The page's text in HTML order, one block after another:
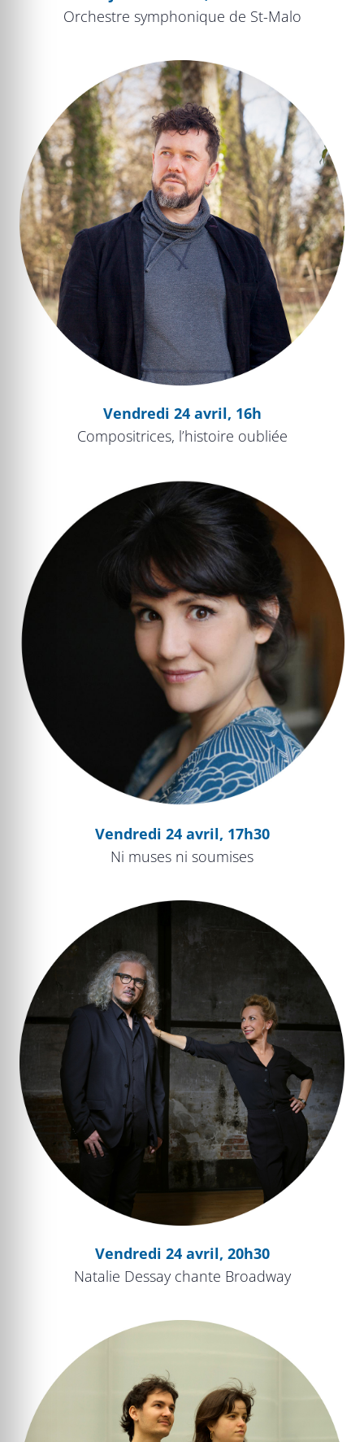
Orchestre symphonique de St-Malo
Vendredi 24 avril, 16h
Compositrices, l’histoire oubliée
Compositrices, l’histoire oubliée de la musique
Vendredi 24 avril, 17h30
Ni muses ni soumises
Ni muses ni soumises, compositrices !
Vendredi 24 avril, 20h30
Natalie Dessay chante Broadway
Natalie Dessay chante Broadway